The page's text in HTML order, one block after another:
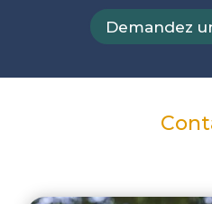
Demandez